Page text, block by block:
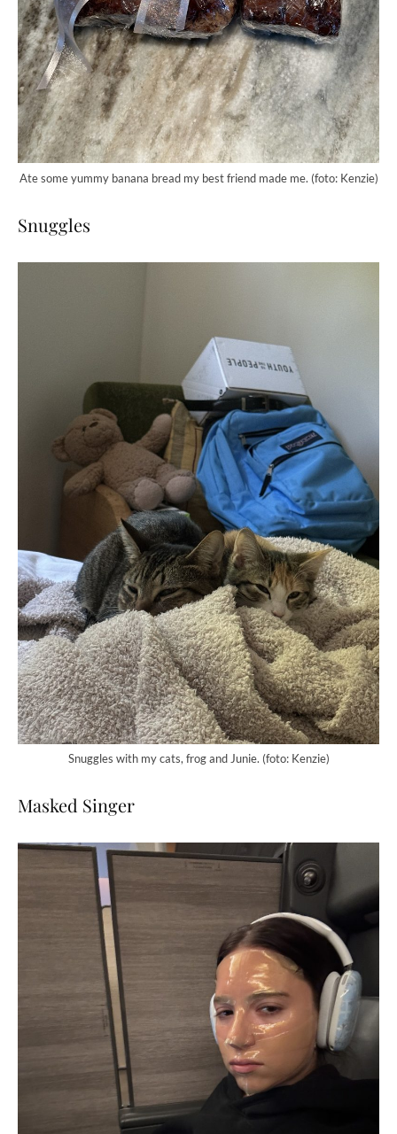
Ate some yummy banana bread my best friend made me. (foto: Kenzie)
Snuggles
Snuggles with my cats, frog and Junie. (foto: Kenzie)
Masked Singer